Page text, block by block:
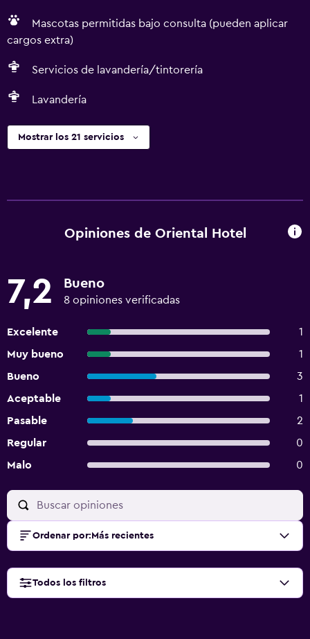
Mascotas permitidas bajo consulta (pueden aplicar
cargos extra)
Servicios de lavandería/tintorería
Lavandería
Mostrar los 21 servicios
Opiniones de Oriental Hotel
7,2 Bueno
8 opiniones verificadas
Excelente
1
Muy bueno
1
Bueno
3
Aceptable
1
Pasable
2
Regular
0
Malo
0
Ordenar por: Más recientes
Todos los filtros